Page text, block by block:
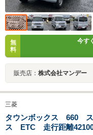
無
料
今す
販売店： 株式会社マンデー
三菱
タウンボックス 660
ス ETC 走行距離